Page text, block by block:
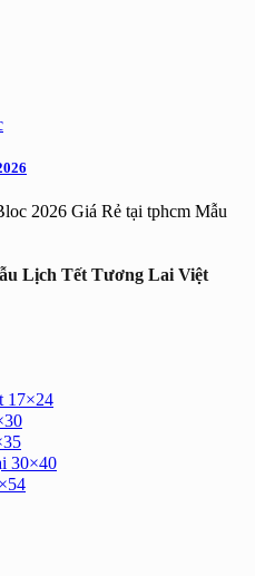
2026 Giá Rẻ tại tphcm Mẫu
17×24
30×40